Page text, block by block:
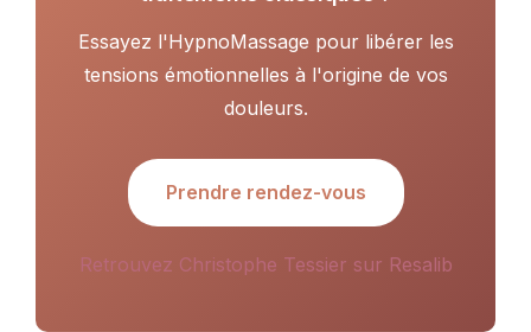
Essayez l'HypnoMassage pour libérer les
tensions émotionnelles à l'origine de vos
douleurs.
Prendre rendez-vous
Retrouvez Christophe Tessier sur Resalib